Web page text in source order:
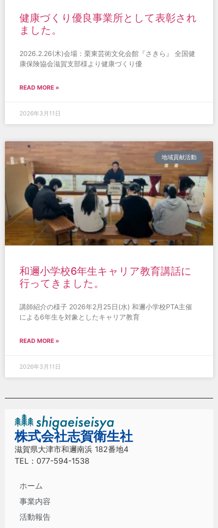
健康づくり優良事業所として表彰され
ました。
2026.2.26(木)会場：栗東芸術文化会館『さきら』 全国健
康保険協会滋賀支部様より健康づくり優
READ MORE »
2026年3月11日
地域貢献活動
和邇小学校6年生キャリア教育講話に
行ってきました。
講師紹介の様子 2026年2月25日(水) 和邇小学校PTA主催
による6年生を対象としたキャリア教育
READ MORE »
2026年3月11日
株式会社志賀衛生社
滋賀県大津市和邇南浜 182番地4
TEL：077-594-1538
ホーム
事業内容
活動報告